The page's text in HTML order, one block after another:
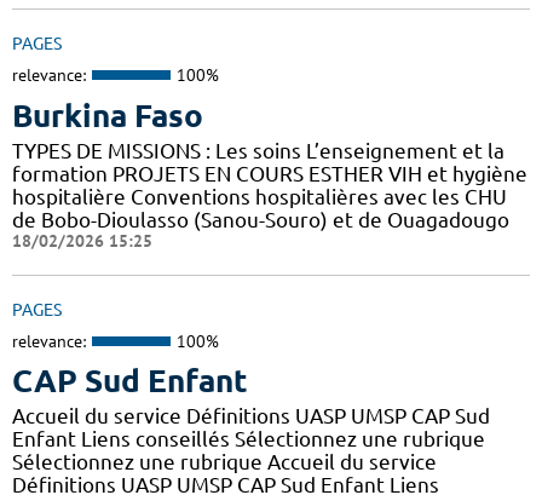
PAGES
relevance: 100%
Burkina Faso
TYPES DE MISSIONS : Les soins L’enseignement et la
formation PROJETS EN COURS ESTHER VIH et hygiène
hospitalière Conventions hospitalières avec les CHU
de Bobo-Dioulasso (Sanou-Souro) et de Ouagadougo
18/02/2026 15:25
PAGES
relevance: 100%
CAP Sud Enfant
Accueil du service Définitions UASP UMSP CAP Sud
Enfant Liens conseillés Sélectionnez une rubrique
Sélectionnez une rubrique Accueil du service
Définitions UASP UMSP CAP Sud Enfant Liens